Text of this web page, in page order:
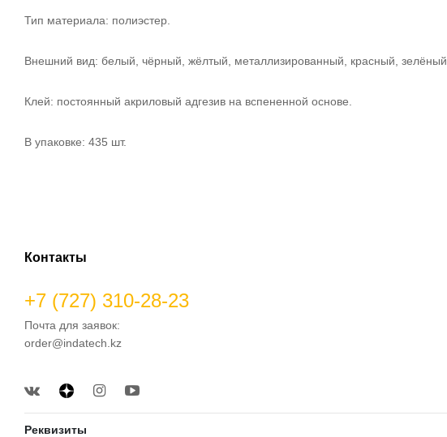
Тип материала: полиэстер.
Внешний вид: белый, чёрный, жёлтый, металлизированный, красный, зелёный.
Клей: постоянный акриловый адгезив на вспененной основе.
В упаковке: 435 шт.
Контакты
+7 (727) 310-28-23
Почта для заявок:
order@indatech.kz
Реквизиты